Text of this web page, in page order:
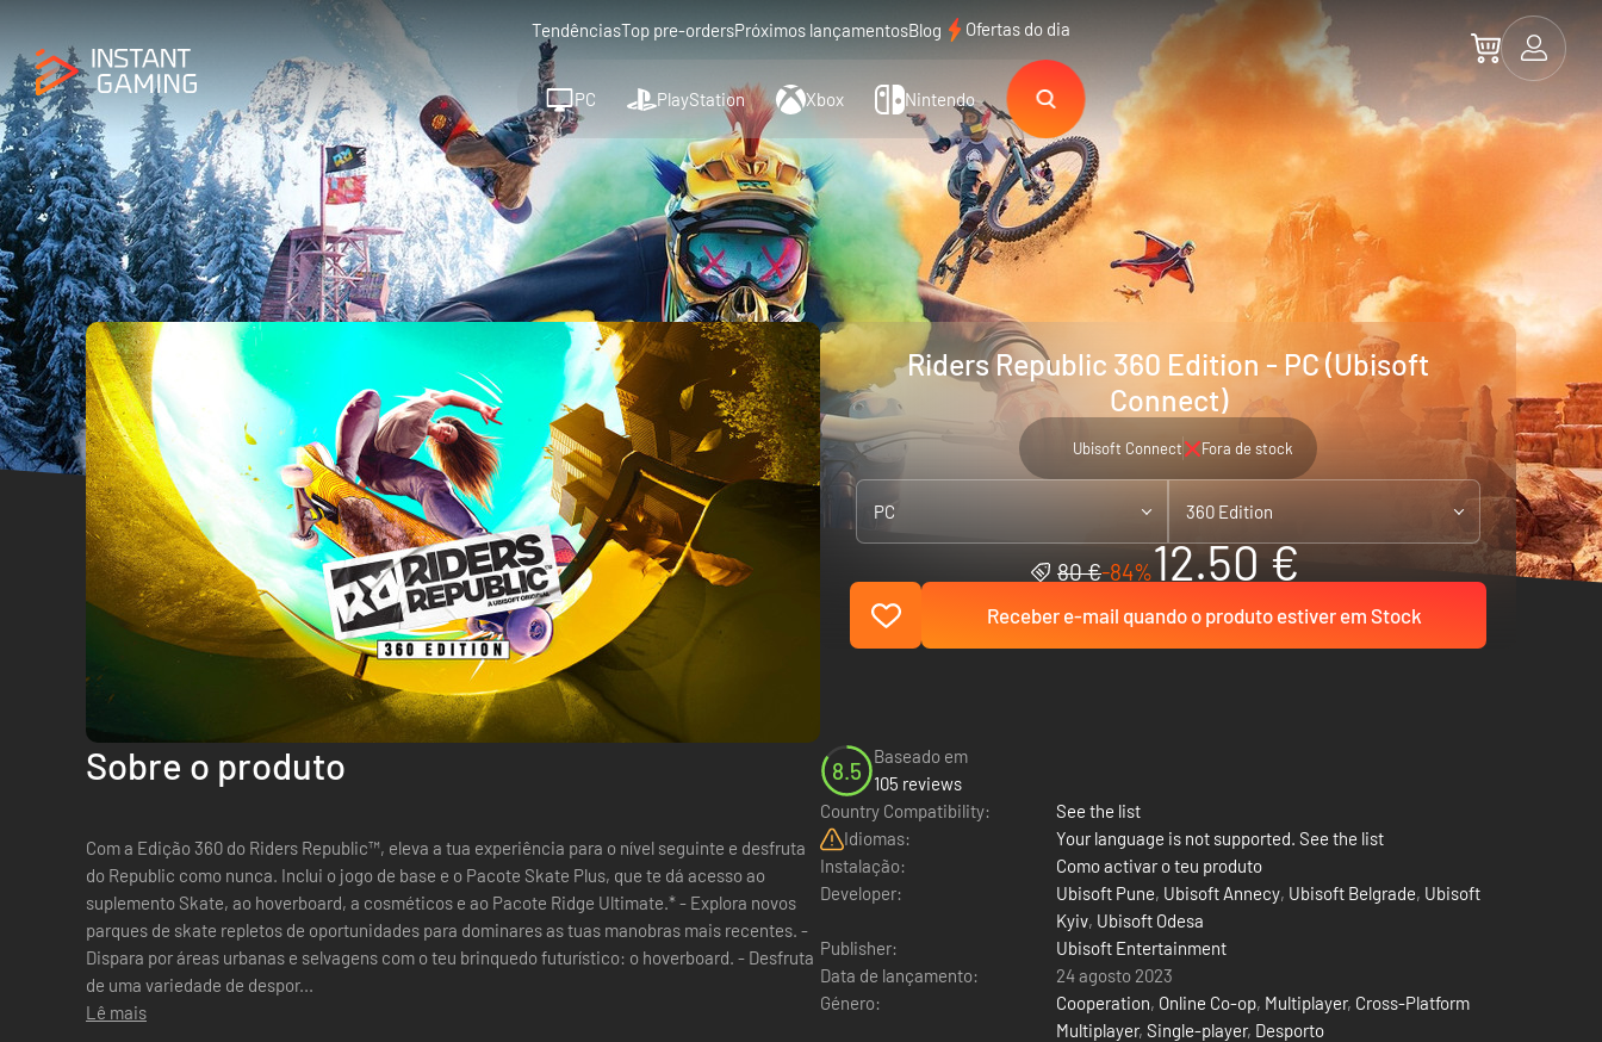
TendênciasTop pre-ordersPróximos lançamentosBlog Ofertas do dia
PC PlayStation Xbox Nintendo
Riders Republic 360 Edition - PC (Ubisoft
Connect)
Ubisoft Connect Fora de stock
PC 360 Edition
80 €-84%12.50 €
Receber e-mail quando o produto estiver em Stock
Sobre o produto
Com a Edição 360 do Riders Republic™, eleva a tua experiência para o nível seguinte e desfruta
do Republic como nunca. Inclui o jogo de base e o Pacote Skate Plus, que te dá acesso ao
suplemento Skate, ao hoverboard, a cosméticos e ao Pacote Ridge Ultimate.* - Explora novos
parques de skate repletos de oportunidades para dominares as tuas manobras mais recentes. -
Dispara por áreas urbanas e selvagens com o teu brinquedo futurístico: o hoverboard. - Desfruta
de uma variedade de despor...
Lê mais
8.5
Baseado em
105 reviews
Country Compatibility:
See the list
Idiomas:
Your language is not supported. See the list
Instalação:
Como activar o teu produto
Developer:
Ubisoft Pune, Ubisoft Annecy, Ubisoft Belgrade, Ubisoft
Kyiv, Ubisoft Odesa
Publisher:
Ubisoft Entertainment
Data de lançamento:
24 agosto 2023
Género:
Cooperation, Online Co-op, Multiplayer, Cross-Platform
Multiplayer, Single-player, Desporto